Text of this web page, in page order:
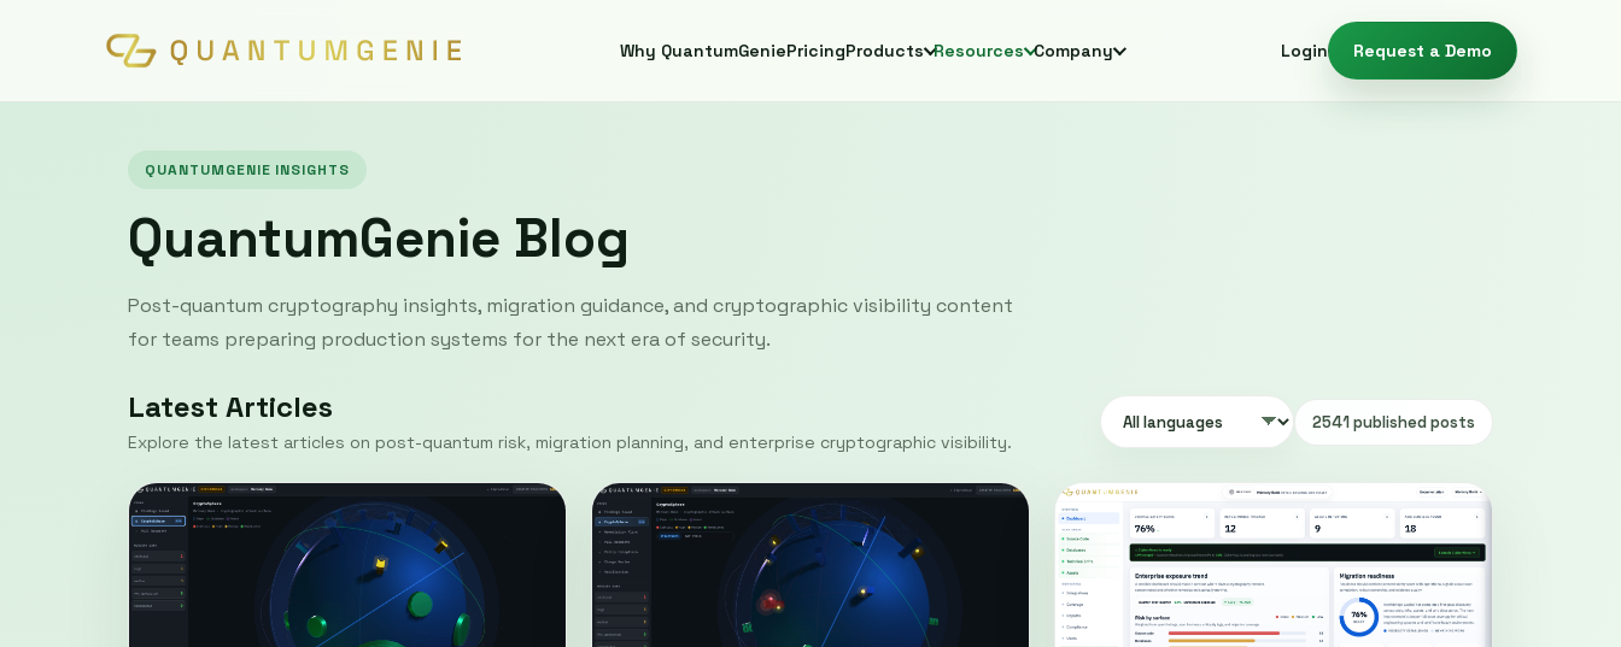
Why QuantumGeniePricingProducts Resources Company Login Request a Demo
QUANTUMGENIE INSIGHTS
QuantumGenie Blog
Post-quantum cryptography insights, migration guidance, and cryptographic visibility content
for teams preparing production systems for the next era of security.
Latest Articles
Explore the latest articles on post-quantum risk, migration planning, and enterprise cryptographic visibility.
2541 published posts